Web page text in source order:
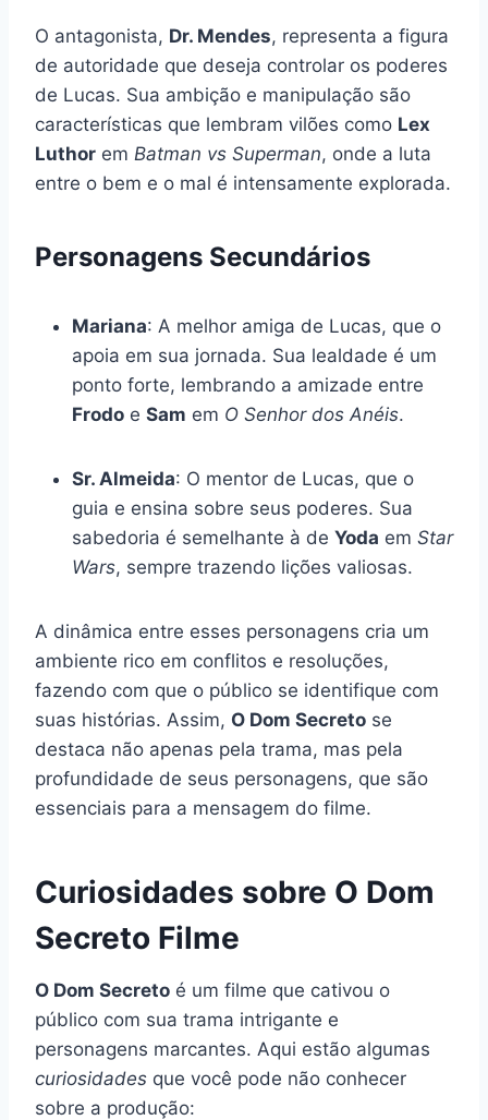
O antagonista, Dr. Mendes, representa a figura
de autoridade que deseja controlar os poderes
de Lucas. Sua ambição e manipulação são
características que lembram vilões como Lex
Luthor em Batman vs Superman, onde a luta
entre o bem e o mal é intensamente explorada.
Personagens Secundários
Mariana: A melhor amiga de Lucas, que o
apoia em sua jornada. Sua lealdade é um
ponto forte, lembrando a amizade entre
Frodo e Sam em O Senhor dos Anéis.
Sr. Almeida: O mentor de Lucas, que o
guia e ensina sobre seus poderes. Sua
sabedoria é semelhante à de Yoda em Star
Wars, sempre trazendo lições valiosas.
A dinâmica entre esses personagens cria um
ambiente rico em conflitos e resoluções,
fazendo com que o público se identifique com
suas histórias. Assim, O Dom Secreto se
destaca não apenas pela trama, mas pela
profundidade de seus personagens, que são
essenciais para a mensagem do filme.
Curiosidades sobre O Dom
Secreto Filme
O Dom Secreto é um filme que cativou o
público com sua trama intrigante e
personagens marcantes. Aqui estão algumas
curiosidades que você pode não conhecer
sobre a produção: